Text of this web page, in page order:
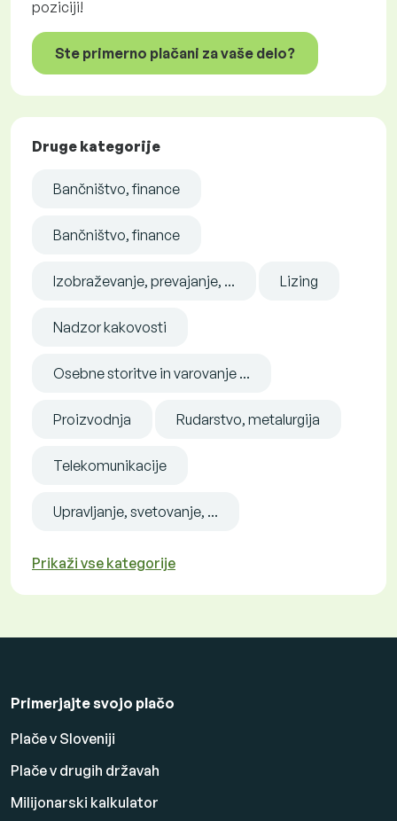
poziciji!
Ste primerno plačani za vaše delo?
Druge kategorije
Bančništvo, finance
Bančništvo, finance
Izobraževanje, prevajanje, ... Lizing
Nadzor kakovosti
Osebne storitve in varovanje ...
Proizvodnja Rudarstvo, metalurgija
Telekomunikacije
Upravljanje, svetovanje, ...
Prikaži vse kategorije
Primerjajte svojo plačo
Plače v Sloveniji
Plače v drugih državah
Milijonarski kalkulator